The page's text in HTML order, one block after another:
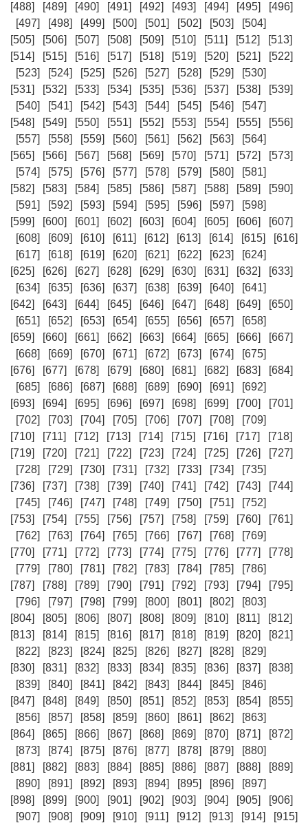
[488]
[489] [490] [491] [492] [493] [494] [495]
[496]
[497]
[498] [499] [500] [501] [502] [503]
[504]
[505]
[506] [507] [508] [509] [510] [511] [512]
[513]
[514]
[515] [516] [517] [518] [519] [520] [521]
[522]
[523]
[524] [525] [526] [527] [528] [529]
[530]
[531]
[532] [533] [534] [535] [536] [537] [538]
[539]
[540]
[541] [542] [543] [544] [545] [546]
[547]
[548]
[549] [550] [551] [552] [553] [554] [555]
[556]
[557]
[558] [559] [560] [561] [562] [563]
[564]
[565]
[566] [567] [568] [569] [570] [571] [572]
[573]
[574]
[575] [576] [577] [578] [579] [580]
[581]
[582]
[583] [584] [585] [586] [587] [588] [589]
[590]
[591]
[592] [593] [594] [595] [596] [597]
[598]
[599]
[600] [601] [602] [603] [604] [605] [606]
[607]
[608]
[609] [610] [611] [612] [613] [614] [615]
[616]
[617]
[618] [619] [620] [621] [622] [623]
[624]
[625]
[626] [627] [628] [629] [630] [631] [632]
[633]
[634]
[635] [636] [637] [638] [639] [640]
[641]
[642]
[643] [644] [645] [646] [647] [648] [649]
[650]
[651]
[652] [653] [654] [655] [656] [657]
[658]
[659]
[660] [661] [662] [663] [664] [665] [666]
[667]
[668]
[669] [670] [671] [672] [673] [674]
[675]
[676]
[677] [678] [679] [680] [681] [682] [683]
[684]
[685]
[686] [687] [688] [689] [690] [691]
[692]
[693]
[694] [695] [696] [697] [698] [699] [700]
[701]
[702]
[703] [704] [705] [706] [707] [708]
[709]
[710]
[711] [712] [713] [714] [715] [716] [717]
[718]
[719]
[720] [721] [722] [723] [724] [725] [726]
[727]
[728]
[729] [730] [731] [732] [733] [734]
[735]
[736]
[737] [738] [739] [740] [741] [742] [743]
[744]
[745]
[746] [747] [748] [749] [750] [751]
[752]
[753]
[754] [755] [756] [757] [758] [759] [760]
[761]
[762]
[763] [764] [765] [766] [767] [768]
[769]
[770]
[771] [772] [773] [774] [775] [776] [777]
[778]
[779]
[780] [781] [782] [783] [784] [785]
[786]
[787]
[788] [789] [790] [791] [792] [793] [794]
[795]
[796]
[797] [798] [799] [800] [801] [802]
[803]
[804]
[805] [806] [807] [808] [809] [810] [811]
[812]
[813]
[814] [815] [816] [817] [818] [819] [820]
[821]
[822]
[823] [824] [825] [826] [827] [828]
[829]
[830]
[831] [832] [833] [834] [835] [836] [837]
[838]
[839]
[840] [841] [842] [843] [844] [845]
[846]
[847]
[848] [849] [850] [851] [852] [853] [854]
[855]
[856]
[857] [858] [859] [860] [861] [862]
[863]
[864]
[865] [866] [867] [868] [869] [870] [871]
[872]
[873]
[874] [875] [876] [877] [878] [879]
[880]
[881]
[882] [883] [884] [885] [886] [887] [888]
[889]
[890]
[891] [892] [893] [894] [895] [896]
[897]
[898]
[899] [900] [901] [902] [903] [904] [905]
[906]
[907]
[908] [909] [910] [911] [912] [913] [914] [915]